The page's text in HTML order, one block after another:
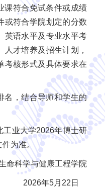
课符合免试条件或成绩
或符合学院划定的分数
英语水平及专业水平考
才培养及招生计划，
考核形式及具体要求在
名，结合导师和学生的
工业大学2026年博士研
件为准。
命科学与健康工程学院
2026年5月22日